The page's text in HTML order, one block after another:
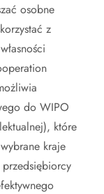
osobne
z
do WIPO
które
kraje
przedsiębiorcy